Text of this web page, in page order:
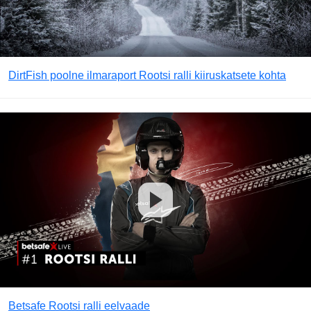
DirtFish poolne ilmaraport Rootsi ralli kiiruskatsete kohta
Betsafe Rootsi ralli eelvaade